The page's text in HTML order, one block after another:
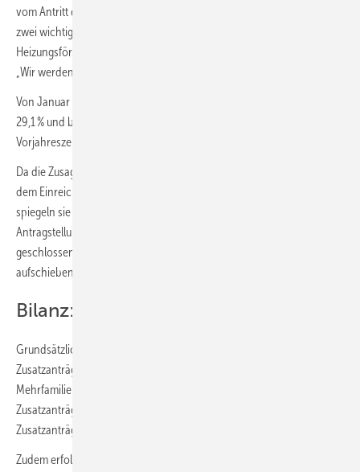
vom Antritt der Merz-Regierung geprägt. Im Koalitionsvertrag wurden
zwei wichtige Sätze verewigt: „Die Sanierungs- und
Heizungsförderung werden wir fortsetzen.“ Und: zwei Sätze davor:
„Wir werden das Heizungsgesetz abschaffen.“
Von Januar bis Ende Mai 2026 lagen die Projektzusagen insgesamt um
29,1 % und bei Wärmepumpen 37,8 % (+39.900) über dem
Vorjahreszeitraum.
Da die Zusagen zur Heizungsförderung praktisch unmittelbar nach
dem Einreichen vollständiger Antragsunterlagen erteilt werden,
spiegeln sie das Marktgeschehen zeitnah wider (bei der
Antragstellung muss ein Lieferungs- oder Leistungsvertrag,
geschlossen unter Vereinbarung einer auflösenden oder
aufschiebenden Bedingung der Förderzusage, vorliegen).
Bilanz: 1. Januar bis 31. Mai 2026
Grundsätzlich ist zu beachten, dass in der „Anzahl der Zusagen ohne
Zusatzanträge“ bei Wohneigentümergemeinschaften und
Mehrfamilienhäusern lediglich die Basisanträge exklusive
Zusatzanträgen berücksichtigt sind, die „Anzahl Zusagen mit
Zusatzanträgen“ wird für Januar bis Mai 2026 mit 192.501 angegeben.
Zudem erfolgt gebäudebezogen die Zusage für einen einzelnen